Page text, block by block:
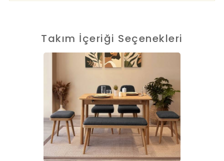
Takım İçeriği Seçenekleri